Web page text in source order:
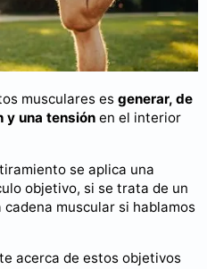
musculares es generar, de
y una tensión en el interior
se aplica una
objetivo, si se trata de un
cadena muscular si hablamos
acerca de estos objetivos